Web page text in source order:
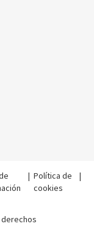
| Política de
cookies
|